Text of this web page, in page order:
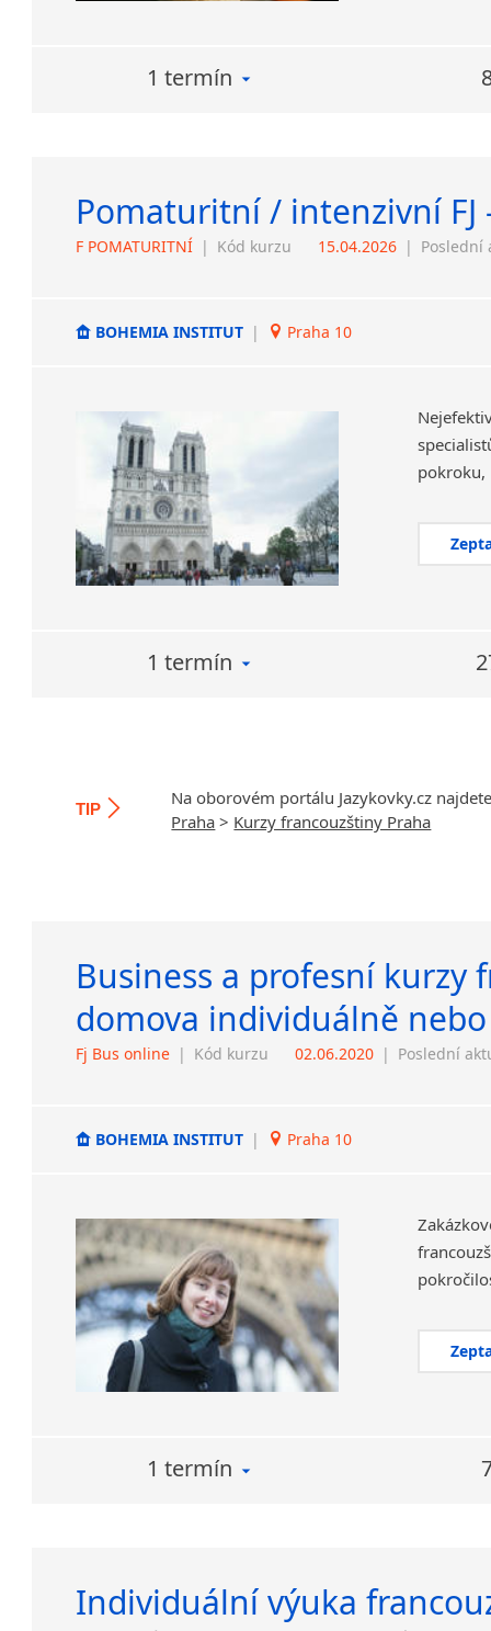
1 termín
Pomaturitní / intenzivní
F POMATURITNÍ | Kód kurzu 15.04.2026 | Poslední
BOHEMIA INSTITUT | Praha 10
1 termín
TIP
Na oborovém portálu Jazykovky.cz
Praha > Kurzy francouzštiny Praha
Business a profesní
domova individuálně
Fj Bus online | Kód kurzu 02.06.2020 | Poslední
BOHEMIA INSTITUT | Praha 10
1 termín
Individuální výuka